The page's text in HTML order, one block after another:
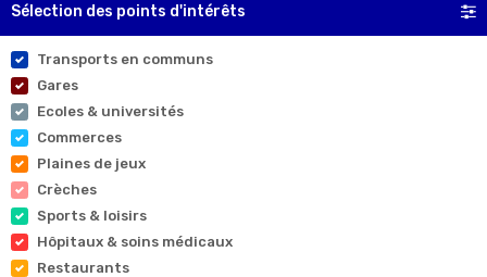
Sélection des points d'intérêts
Transports en communs
Gares
Ecoles & universités
Commerces
Plaines de jeux
Crèches
Sports & loisirs
Hôpitaux & soins médicaux
Restaurants